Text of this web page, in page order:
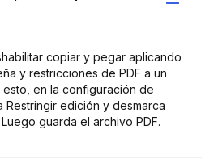
copiar y pegar aplicando
y restricciones de PDF a un
esto, en la configuración de
Restringir edición y desmarca
guarda el archivo PDF.